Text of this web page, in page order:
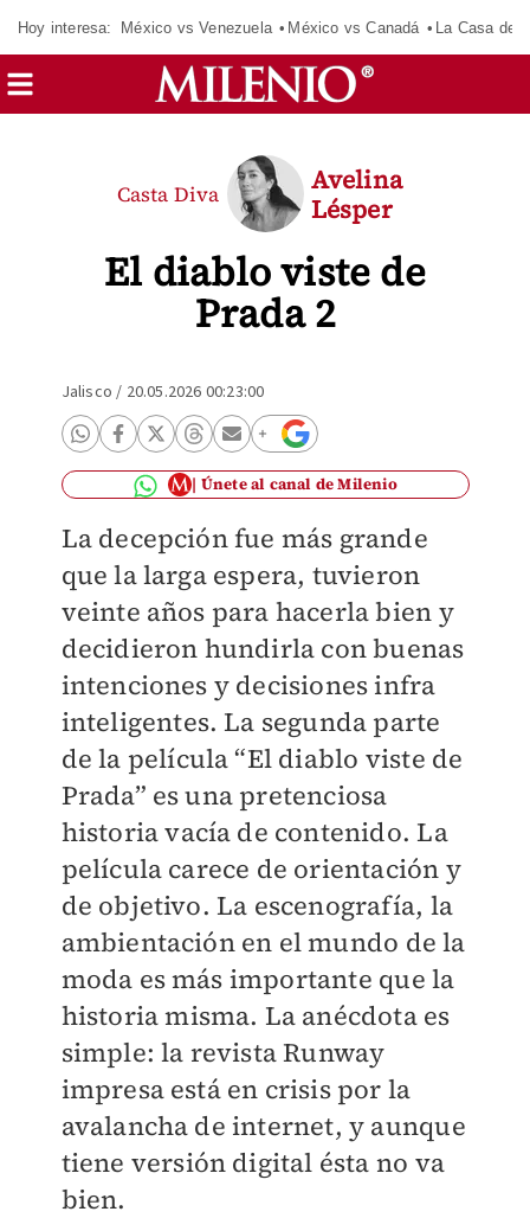
Hoy interesa: México vs Venezuela México vs Canadá La Casa de
El diablo viste de
Prada 2
Casta Diva
Avelina
Lésper
Jalisco / 20.05.2026 00:23:00
Únete al canal de Milenio
La decepción fue más grande
que la larga espera, tuvieron
veinte años para hacerla bien y
decidieron hundirla con buenas
intenciones y decisiones infra
inteligentes. La segunda parte
de la película “El diablo viste de
Prada” es una pretenciosa
historia vacía de contenido. La
película carece de orientación y
de objetivo. La escenografía, la
ambientación en el mundo de la
moda es más importante que la
historia misma. La anécdota es
simple: la revista Runway
impresa está en crisis por la
avalancha de internet, y aunque
tiene versión digital ésta no va
bien.